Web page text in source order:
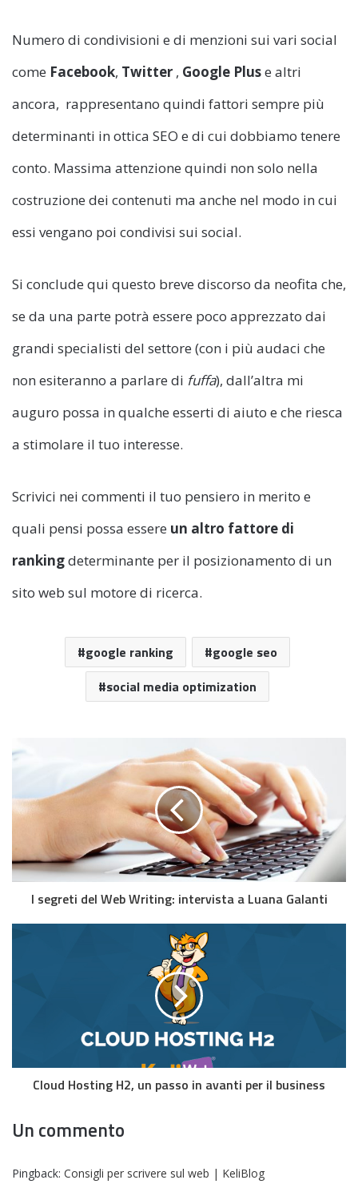
Numero di condivisioni e di menzioni sui vari social
come Facebook, Twitter , Google Pluse altri
ancora, rappresentano quindi fattori sempre più
determinanti in ottica SEO e di cui dobbiamo tenere
conto. Massima attenzione quindi non solo nella
costruzione dei contenuti ma anche nel modo in cui
essi vengano poi condivisi sui social.
Si conclude qui questo breve discorso da neofita che,
se da una parte potrà essere poco apprezzato dai
grandi specialisti del settore (con i più audaci che
non esiteranno a parlare di fuffa), dall’altra mi
auguro possa in qualche esserti di aiuto e che riesca
a stimolare il tuo interesse.
Scrivici nei commenti il tuo pensiero in merito e
quali pensi possa essere un altro fattore di
rankingdeterminante per il posizionamento di un
sito web sul motore di ricerca.
google ranking
google seo
social media optimization
I segreti del Web Writing: intervista a Luana Galanti
Cloud Hosting H2, un passo in avanti per il business
Un commento
Pingback: Consigli per scrivere sul web | KeliBlog